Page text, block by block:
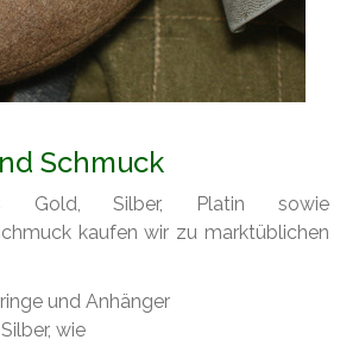
Schmuck
Gold, Silber, Platin sowie
kaufen wir zu marktüblichen
und Anhänger
wie